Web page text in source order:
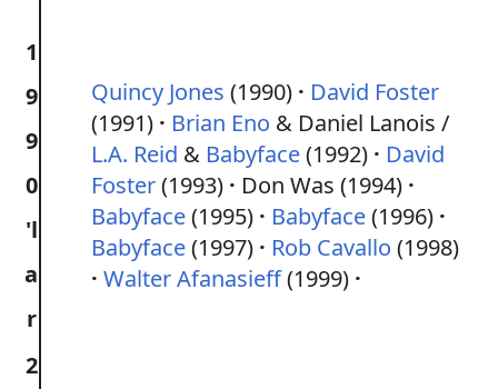
1
9
9
0
'l
a
r
Quincy Jones (1990)
David Foster
(1991)
Brian Eno & Daniel Lanois /
L.A. Reid & Babyface(1992)
David
Foster(1993)
Don Was (1994)
Babyface(1995) Babyface(1996)
Babyface(1997) Rob Cavallo (1998)
Walter Afanasieff(1999)
2